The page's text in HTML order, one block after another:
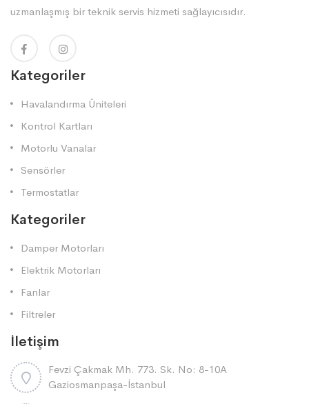
uzmanlaşmış bir teknik servis hizmeti sağlayıcısıdır.
Kategoriler
Havalandırma Üniteleri
Kontrol Kartları
Motorlu Vanalar
Sensörler
Termostatlar
Kategoriler
Damper Motorları
Elektrik Motorları
Fanlar
Filtreler
İletişim
Fevzi Çakmak Mh. 773. Sk. No: 8-10A
Gaziosmanpaşa-İstanbul